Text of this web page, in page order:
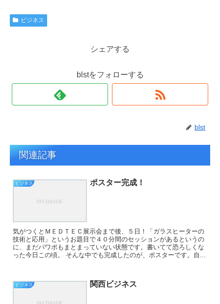
ビジネス
シェアする
blstをフォローする
blst
関連記事
ビジネス ポスター完成！
気がつくとＭＥＤＴＥＣ展示会まで後、５日！「ガラスヒーターの
技術と応用」というお題目で４０分間のセッションがあるというの
に、まだパワポもまとまっていない状態です。書いてて恐ろしくな
った今日この頃。 そんな中でも完成したのが、ポスターです。自...
ビジネス 関西ビジネス